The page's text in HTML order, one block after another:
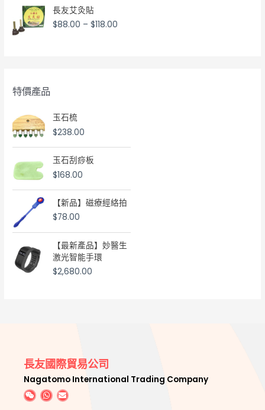
長友艾灸貼
$88.00 –$118.00
特價產品
玉石梳
$238.00
玉石刮痧板
$168.00
【新品】磁療經絡拍
$78.00
【最新產品】妙醫生
激光智能手環
$2,680.00
長友國際貿易公司
Nagatomo International Trading Company